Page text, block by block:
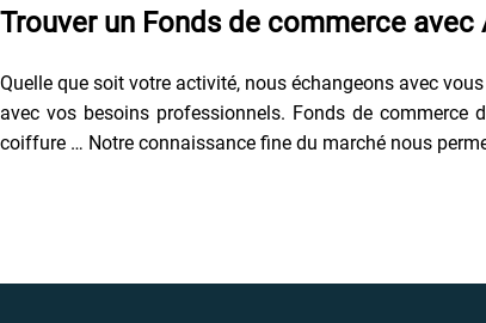
Trouver un Fonds de commerce avec
Quelle que soit votre activité, nous échangeons avec
avec vos besoins professionnels. Fonds de commerce
coiffure … Notre connaissance fine du marché nous